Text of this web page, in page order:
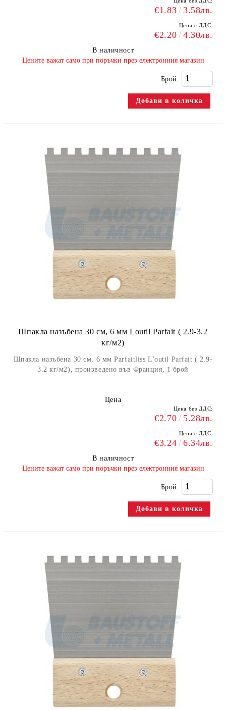
€1.83 3.58лв.
Цена с ДДС:
€2.20 4.30лв.
В наличност
​Цените важат само при поръчки през електронния магазин
Брой:
Шпакла назъбена 30 см, 6 мм Loutil Parfait ( 2.9-3.2
кг/м2)
Шпакла назъбена 30 см, 6 мм Parfaitliss L'outil Parfait ( 2.9-
3.2 кг/м2), произведено във Франция, 1 брой
Цена
Цена без ДДС:
€2.70 5.28лв.
Цена с ДДС:
€3.24 6.34лв.
В наличност
​Цените важат само при поръчки през електронния магазин
Брой: